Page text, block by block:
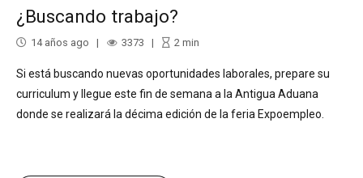
¿Buscando trabajo?
14 años ago 3373 2 min
Si está buscando nuevas oportunidades laborales, prepare su
curriculum y llegue este fin de semana a la Antigua Aduana
donde se realizará la décima edición de la feria Expoempleo.